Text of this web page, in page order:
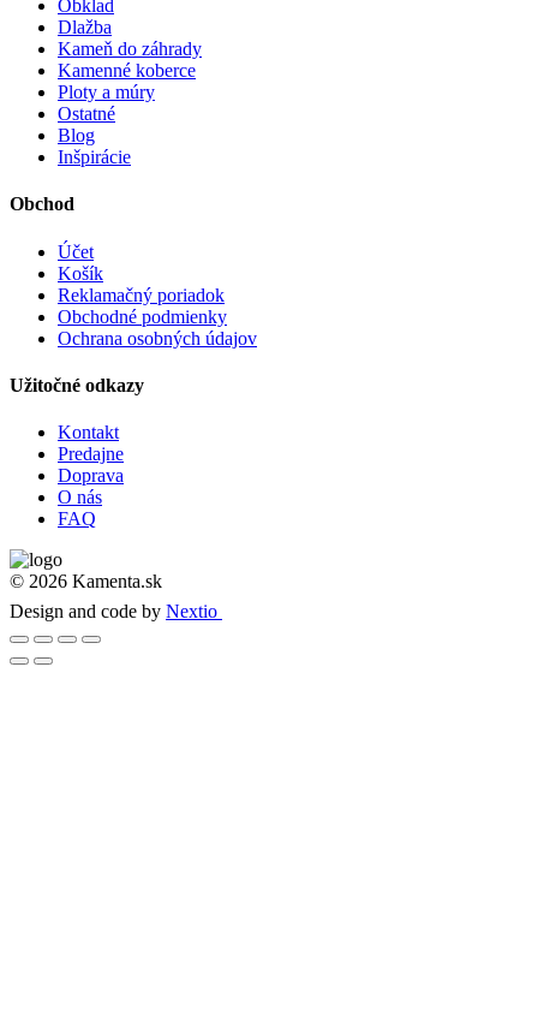
Obklad
Dlažba
Kameň do záhrady
Kamenné koberce
Ploty a múry
Ostatné
Blog
Inšpirácie
Obchod
Účet
Košík
Reklamačný poriadok
Obchodné podmienky
Ochrana osobných údajov
Užitočné odkazy
Kontakt
Predajne
Doprava
O nás
FAQ
© 2026 Kamenta.sk
Design and code by Nextio